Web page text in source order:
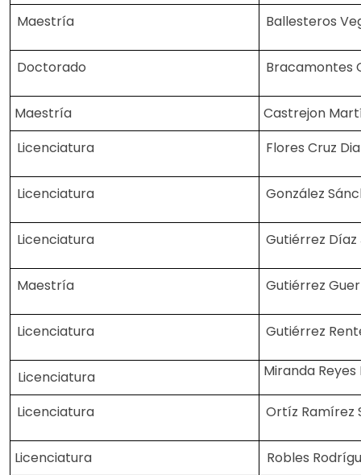
Maestría Ballesteros
Doctorado Bracamontes
Maestría
Castrejon
Licenciatura
Flores Cruz
Licenciatura González
Licenciatura Gutiérrez Díaz
Maestría Gutiérrez
Licenciatura Gutiérrez
Licenciatura Miranda
Licenciatura Ortíz Ramírez
Licenciatura
Robles